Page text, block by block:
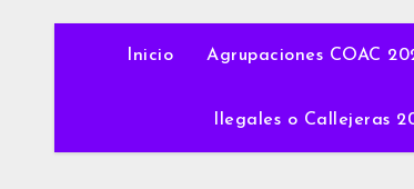
Inicio Agrupaciones COAC
Ilegales o Callejeras